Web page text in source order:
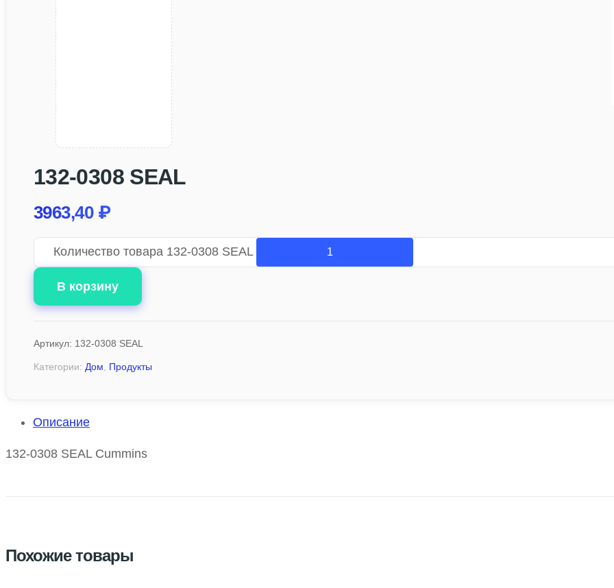
132-0308 SEAL
3963,40 ₽
Количество товара 132-0308 SEAL
В корзину
Артикул: 132-0308 SEAL
Категории: Дом, Продукты
Описание
132-0308 SEAL Cummins
Похожие товары